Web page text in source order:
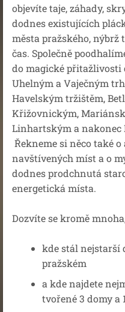
objevíte taje, záhady,
dodnes existujících
města pražského, nýbrž
čas. Společně
do magické přitažlivosti
Uhelným a Vaječným
Havelským tržištěm,
Křižovnickým,
Linhartským a
Řekneme si něco také
navštívených míst a o
dodnes prodchnutá
energetická místa.
Dozvíte se kromě
kde stál nejstarší
pražském
a kde najdete
tvořené 3 domy a